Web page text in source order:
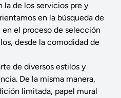
la de los servicios pre y
en la búsqueda de
el proceso de selección
desde la comodidad de
de diversos estilos y
De la misma manera,
limitada, papel mural